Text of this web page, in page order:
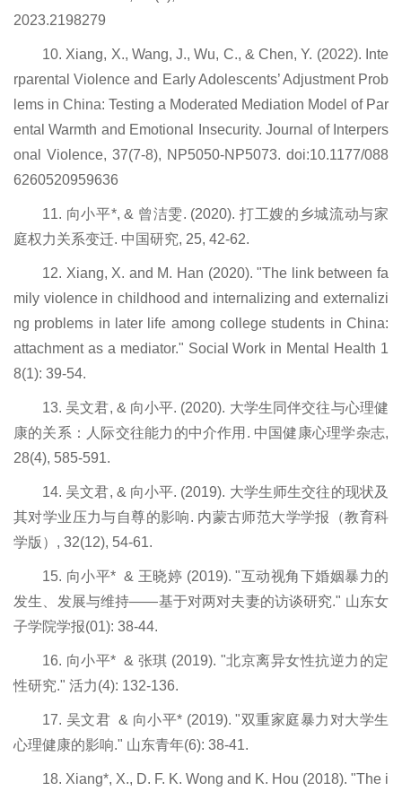
2023.2198279
10. Xiang, X., Wang, J., Wu, C., & Chen, Y. (2022). Inte
rparental Violence and Early Adolescents’ Adjustment Prob
lems in China: Testing a Moderated Mediation Model of Par
ental Warmth and Emotional Insecurity. Journal of Interpers
onal Violence, 37(7-8), NP5050-NP5073. doi:10.1177/088
6260520959636
11. 向小平*, & 曾洁雯. (2020). 打工嫂的乡城流动与家
庭权力关系变迁. 中国研究, 25, 42-62.
12. Xiang, X. and M. Han (2020). "The link between fa
mily violence in childhood and internalizing and externalizi
ng problems in later life among college students in China:
attachment as a mediator." Social Work in Mental Health 1
8(1): 39-54.
13. 吴文君, & 向小平. (2020). 大学生同伴交往与心理健
康的关系：人际交往能力的中介作用. 中国健康心理学杂志,
28(4), 585-591.
14. 吴文君, & 向小平. (2019). 大学生师生交往的现状及
其对学业压力与自尊的影响. 内蒙古师范大学学报（教育科
学版）, 32(12), 54-61.
15. 向小平* & 王晓婷 (2019). "互动视角下婚姻暴力的
发生、发展与维持——基于对两对夫妻的访谈研究." 山东女
子学院学报(01): 38-44.
16. 向小平* & 张琪 (2019). "北京离异女性抗逆力的定
性研究." 活力(4): 132-136.
17. 吴文君 & 向小平* (2019). "双重家庭暴力对大学生
心理健康的影响." 山东青年(6): 38-41.
18. Xiang*, X., D. F. K. Wong and K. Hou (2018). "The i